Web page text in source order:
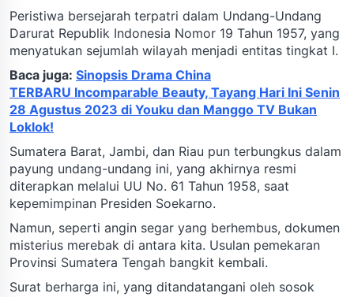
Peristiwa bersejarah terpatri dalam Undang-Undang
Darurat Republik Indonesia Nomor 19 Tahun 1957, yang
menyatukan sejumlah wilayah menjadi entitas tingkat I.
Baca juga: Sinopsis Drama China
TERBARU Incomparable Beauty, Tayang Hari Ini Senin
28 Agustus 2023 di Youku dan Manggo TV Bukan
Loklok!
Sumatera Barat, Jambi, dan Riau pun terbungkus dalam
payung undang-undang ini, yang akhirnya resmi
diterapkan melalui UU No. 61 Tahun 1958, saat
kepemimpinan Presiden Soekarno.
Namun, seperti angin segar yang berhembus, dokumen
misterius merebak di antara kita. Usulan pemekaran
Provinsi Sumatera Tengah bangkit kembali.
Surat berharga ini, yang ditandatangani oleh sosok